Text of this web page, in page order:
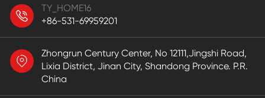
TY_HOME16
+86-531-69959201
Zhongrun Century Center, No 12111,Jingshi Road,
Lixia District, Jinan City, Shandong Province. P.R.
China